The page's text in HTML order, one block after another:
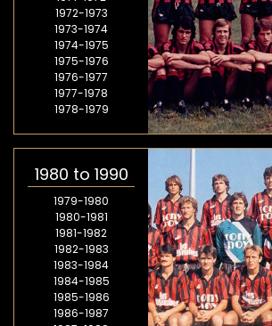
1972-1973
1973-1974
1974-1975
1975-1976
1976-1977
1977-1978
1978-1979
1980 to 1990
1979-1980
1980-1981
1981-1982
1982-1983
1983-1984
1984-1985
1985-1986
1986-1987